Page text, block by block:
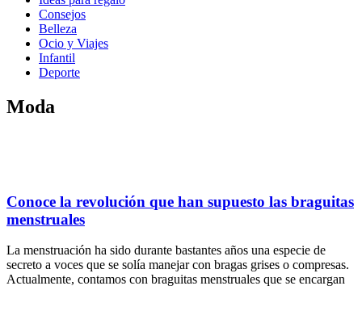
Consejos
Belleza
Ocio y Viajes
Infantil
Deporte
Moda
Conoce la revolución que han supuesto las braguitas
menstruales
La menstruación ha sido durante bastantes años una especie de
secreto a voces que se solía manejar con bragas grises o compresas.
Actualmente, contamos con braguitas menstruales que se encargan